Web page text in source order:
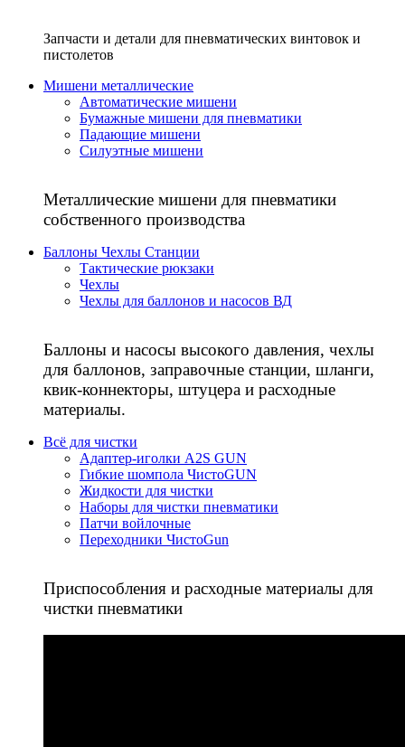
Запчасти и детали для пневматических винтовок и
пистолетов
Мишени металлические
Автоматические мишени
Бумажные мишени для пневматики
Падающие мишени
Силуэтные мишени
Металлические мишени для пневматики
собственного производства
Баллоны Чехлы Станции
Тактические рюкзаки
Чехлы
Чехлы для баллонов и насосов ВД
Баллоны и насосы высокого давления, чехлы
для баллонов, заправочные станции, шланги,
квик-коннекторы, штуцера и расходные
материалы.
Всё для чистки
Адаптер-иголки A2S GUN
Гибкие шомпола ЧистоGUN
Жидкости для чистки
Наборы для чистки пневматики
Патчи войлочные
Переходники ЧистоGun
Приспособления и расходные материалы для
чистки пневматики